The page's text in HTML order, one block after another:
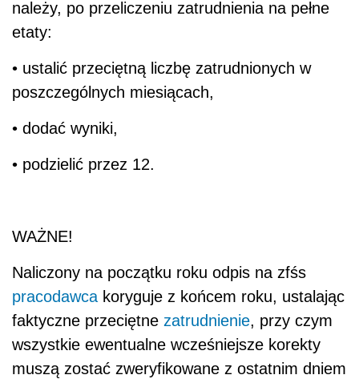
należy, po przeliczeniu zatrudnienia na pełne
etaty:
• ustalić przeciętną liczbę zatrudnionych w
poszczególnych miesiącach,
• dodać wyniki,
• podzielić przez 12.
WAŻNE!
Naliczony na początku roku odpis na zfśs
pracodawca koryguje z końcem roku, ustalając
faktyczne przeciętne zatrudnienie, przy czym
wszystkie ewentualne wcześniejsze korekty
muszą zostać zweryfikowane z ostatnim dniem